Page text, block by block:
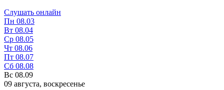
Слушать онлайн
Пн 08.03
Вт 08.04
Ср 08.05
Чт 08.06
Пт 08.07
Сб 08.08
Вс 08.09
09 августа, воскресенье